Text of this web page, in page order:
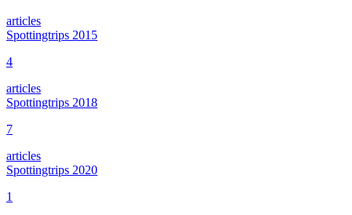
articles
Spottingtrips 2015
4
articles
Spottingtrips 2018
7
articles
Spottingtrips 2020
1